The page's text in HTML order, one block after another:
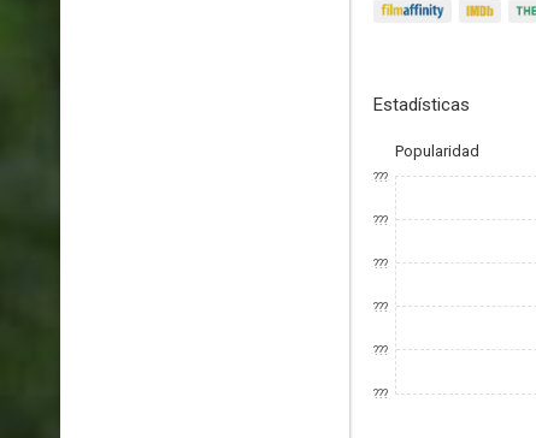
Estadísticas
Popularidad
???
???
???
???
???
???